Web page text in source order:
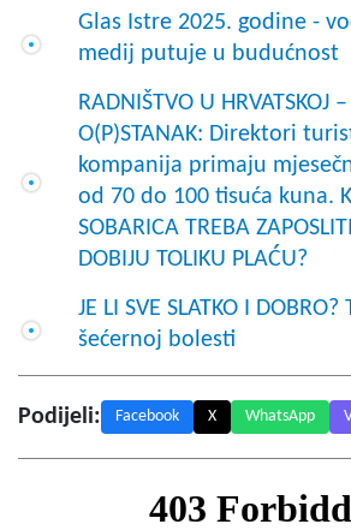
Glas Istre 2025. godine -
medij putuje u budućnost
RADNIŠTVO U HRVATSKOJ –
O(P)STANAK: Direktori
kompanija primaju
od 70 do 100 tisuća kuna.
SOBARICA TREBA
DOBIJU TOLIKU PLAĆU?
JE LI SVE SLATKO I
šećernoj bolesti
Podijeli: Facebook X WhatsApp